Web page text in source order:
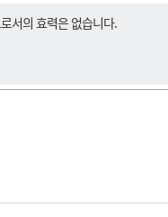
서의 효력은 없습니다.